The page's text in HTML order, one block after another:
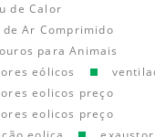
de Calor
Ar Comprimido
para Animais
eólicos
eolicos preço
eolicos preço